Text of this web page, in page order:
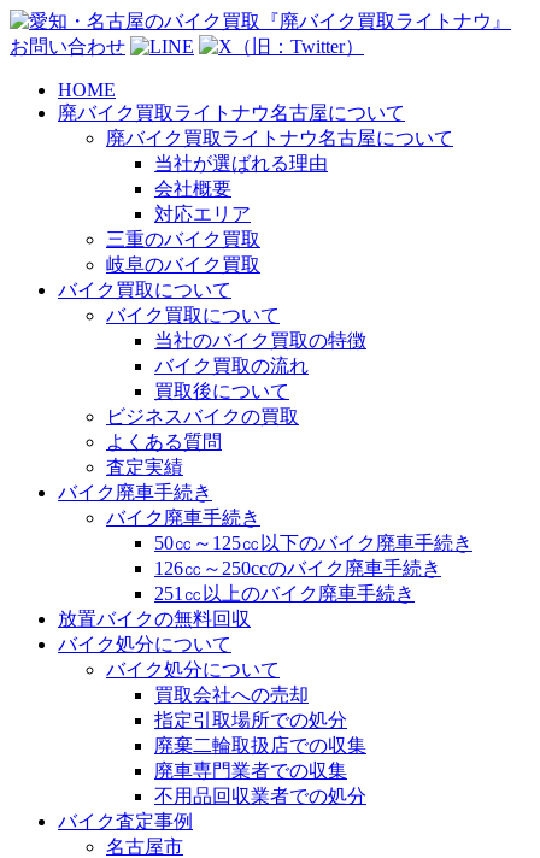
お問い合わせ
HOME
廃バイク買取ライトナウ名古屋について
廃バイク買取ライトナウ名古屋について
当社が選ばれる理由
会社概要
対応エリア
三重のバイク買取
岐阜のバイク買取
バイク買取について
バイク買取について
当社のバイク買取の特徴
バイク買取の流れ
買取後について
ビジネスバイクの買取
よくある質問
査定実績
バイク廃車手続き
バイク廃車手続き
50㏄～125㏄以下のバイク廃車手続き
126㏄～250ccのバイク廃車手続き
251㏄以上のバイク廃車手続き
放置バイクの無料回収
バイク処分について
バイク処分について
買取会社への売却
指定引取場所での処分
廃棄二輪取扱店での収集
廃車専門業者での収集
不用品回収業者での処分
バイク査定事例
名古屋市